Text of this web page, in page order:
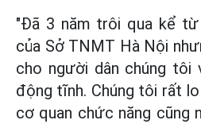
"Đã 3 năm trôi qua kể
của Sở TNMT Hà Nội
cho người dân chúng tôi
động tĩnh. Chúng tôi rất
cơ quan chức năng cũng